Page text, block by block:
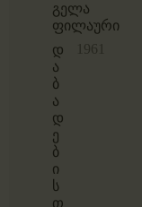
გელა
ფილაური
დ
ა
ბ
ა
დ
ე
ბ
ი
ს
თ
1961